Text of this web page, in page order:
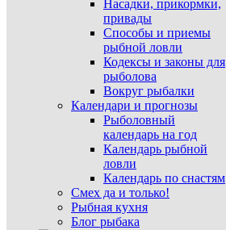
Насадки, прикормки,
привады
Способы и приемы
рыбной ловли
Кодексы и законы для
рыболова
Вокруг рыбалки
Календари и прогнозы
Рыболовный
календарь на год
Календарь рыбной
ловли
Календарь по снастям
Смех да и только!
Рыбная кухня
Блог рыбака